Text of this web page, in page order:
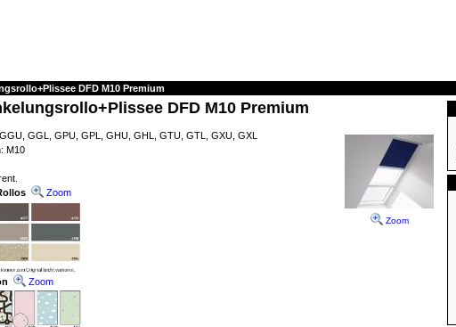
DFD M10 Premium
DFD M10 Premium
Zoom
GGL, GPU, GPL, GHU, GHL, GTU, GTL, GXU, GXL
M10
Zoom
Zoom